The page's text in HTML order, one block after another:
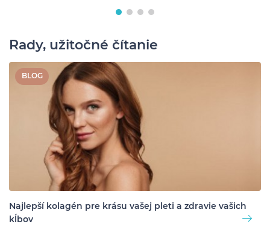
Rady, užitočné čítanie
BLOG
Najlepší kolagén pre krásu vašej pleti a zdravie vašich
kĺbov